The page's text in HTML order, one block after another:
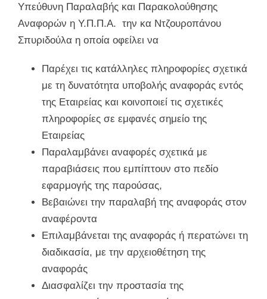
Υπεύθυνη Παραλαβής και Παρακολούθησης
Αναφορών η Υ.Π.Π.Α. την κα Ντζουροπάνου
Σπυριδούλα η οποία οφείλει να
Παρέχει τις κατάλληλες πληροφορίες σχετικά
με τη δυνατότητα υποβολής αναφοράς εντός
της Εταιρείας και κοινοποιεί τις σχετικές
πληροφορίες σε εμφανές σημείο της
Εταιρείας
Παραλαμβάνει αναφορές σχετικά με
παραβιάσεις που εμπίπτουν στο πεδίο
εφαρμογής της παρούσας,
Βεβαιώνει την παραλαβή της αναφοράς στον
αναφέροντα
Επιλαμβάνεται της αναφοράς ή περατώνει τη
διαδικασία, με την αρχειοθέτηση της
αναφοράς
Διασφαλίζει την προστασία της